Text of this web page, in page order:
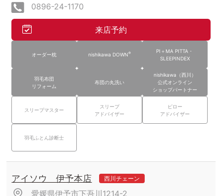
0896-24-1170
来店予約
オーダー枕 nishikawa DOWN®
PI＋MA PITTA・
SLEEPINDEX
羽毛布団
リフォーム
布団の丸洗い
nishikawa（西川）
公式オンライン
ショップパートナー
スリープマスター
スリープ
アドバイザー
ピロー
アドバイザー
羽毛ふとん診断士
アイソウ 伊予本店 西川チェーン
愛媛県伊予市下吾川1214-2